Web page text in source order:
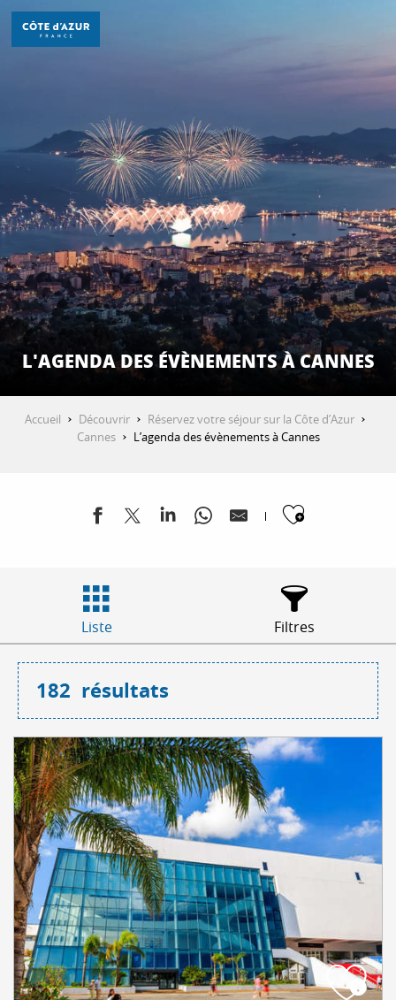
Aller
contenu
À FAIRE
SÉJOURNER
L'AGENDA DES ÉVÈNEMENTS À CANNES
Accueil Découvrir
Réservez votre séjour sur la Côte d’Azur
Cannes
L’agenda des évènements à Cannes
Liste Filtres
182 résultats